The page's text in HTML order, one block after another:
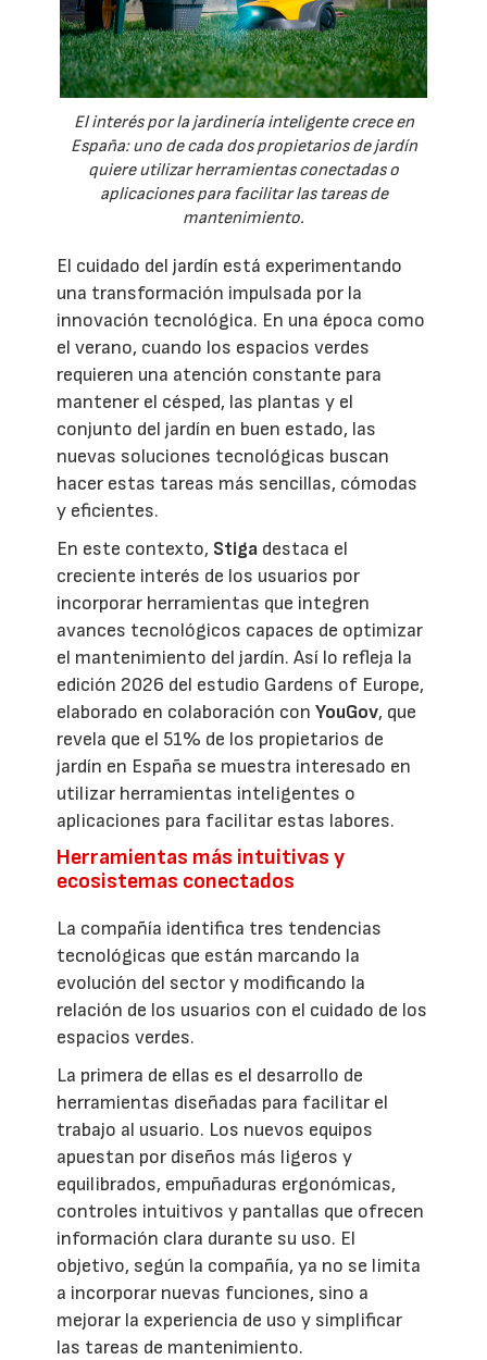
El interés por la jardinería inteligente crece en
España: uno de cada dos propietarios de jardín
quiere utilizar herramientas conectadas o
aplicaciones para facilitar las tareas de
mantenimiento.
El cuidado del jardín está experimentando
una transformación impulsada por la
innovación tecnológica. En una época como
el verano, cuando los espacios verdes
requieren una atención constante para
mantener el césped, las plantas y el
conjunto del jardín en buen estado, las
nuevas soluciones tecnológicas buscan
hacer estas tareas más sencillas, cómodas
y eficientes.
En este contexto, Stiga destaca el
creciente interés de los usuarios por
incorporar herramientas que integren
avances tecnológicos capaces de optimizar
el mantenimiento del jardín. Así lo refleja la
edición 2026 del estudio Gardens of Europe,
elaborado en colaboración conYouGov, que
revela que el 51% de los propietarios de
jardín en España se muestra interesado en
utilizar herramientas inteligentes o
aplicaciones para facilitar estas labores.
Herramientas más intuitivas y
ecosistemas conectados
La compañía identifica tres tendencias
tecnológicas que están marcando la
evolución del sector y modificando la
relación de los usuarios con el cuidado de los
espacios verdes.
La primera de ellas es el desarrollo de
herramientas diseñadas para facilitar el
trabajo al usuario. Los nuevos equipos
apuestan por diseños más ligeros y
equilibrados, empuñaduras ergonómicas,
controles intuitivos y pantallas que ofrecen
información clara durante su uso. El
objetivo, según la compañía, ya no se limita
a incorporar nuevas funciones, sino a
mejorar la experiencia de uso y simplificar
las tareas de mantenimiento.